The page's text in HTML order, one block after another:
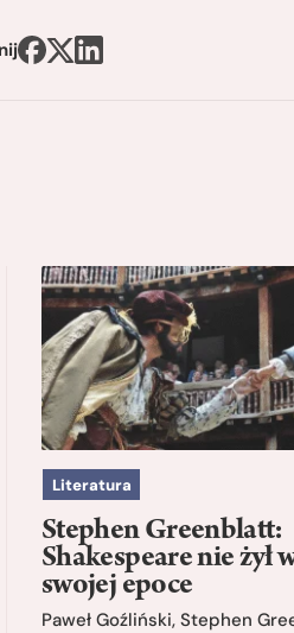
Literatura
Stephen Greenblatt:
Shakespeare nie żył
swojej epoce
Paweł Goźliński, Stephen